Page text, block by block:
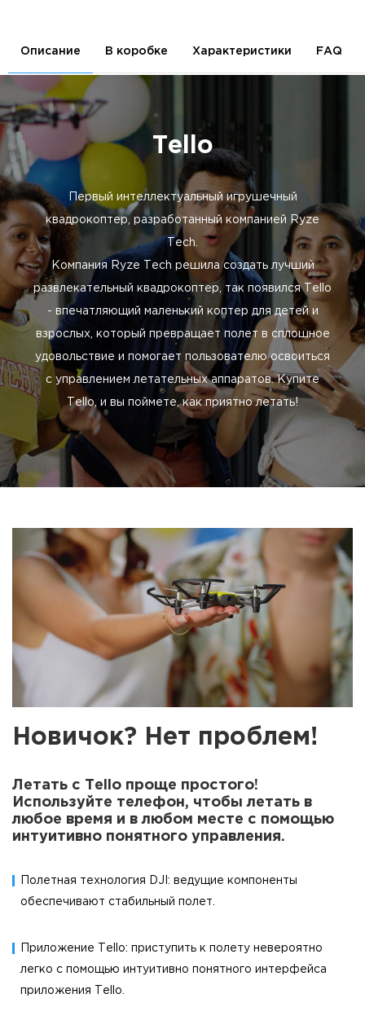
Описание В коробке Характеристики FAQ
Tello
Первый интеллектуальный игрушечный
квадрокоптер, разработанный компанией Ryze
Tech.
Компания Ryze Tech решила создать лучший
развлекательный квадрокоптер, так появился Tello
- впечатляющий маленький коптер для детей и
взрослых, который превращает полет в сплошное
удовольствие и помогает пользователю освоиться
с управлением летательных аппаратов. Купите
Tello, и вы поймете, как приятно летать!
Новичок? Нет проблем!
Летать с Tello проще простого!
Используйте телефон, чтобы летать в
любое время и в любом месте с помощью
интуитивно понятного управления.
Полетная технология DJI: ведущие компоненты
обеспечивают стабильный полет.
Приложение Tello: приступить к полету невероятно
легко с помощью интуитивно понятного интерфейса
приложения Tello.